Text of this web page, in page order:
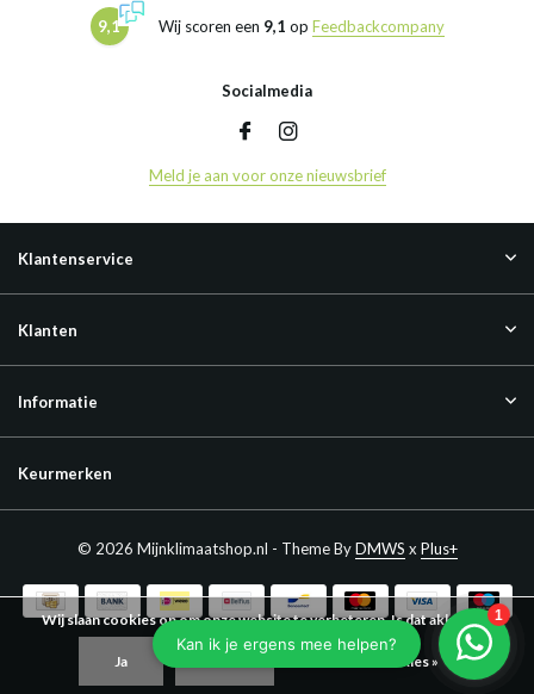
9,1 Wij scoren een 9,1 op Feedbackcompany
Socialmedia
Meld je aan voor onze nieuwsbrief
Klantenservice
Klanten
Informatie
Keurmerken
© 2026 Mijnklimaatshop.nl - Theme ByDMWS x Plus+
Wij slaan cookies op om onze website te verbeteren. Is dat akkoord?
Ja Meer over cookies »